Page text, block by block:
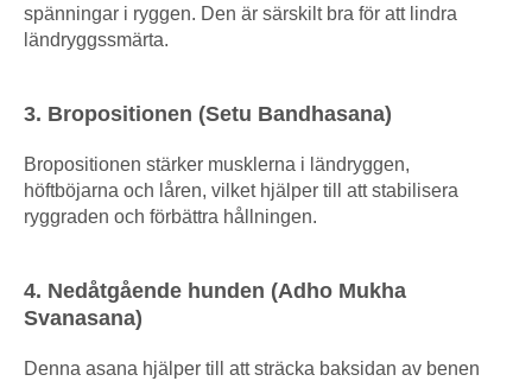
spänningar i ryggen. Den är särskilt bra för att lindra
ländryggssmärta.
3. Bropositionen (Setu Bandhasana)
Bropositionen stärker musklerna i ländryggen,
höftböjarna och låren, vilket hjälper till att stabilisera
ryggraden och förbättra hållningen.
4. Nedåtgående hunden (Adho Mukha
Svanasana)
Denna asana hjälper till att sträcka baksidan av benen